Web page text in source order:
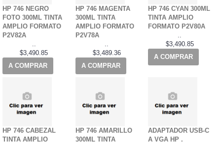
HP 746 NEGRO
FOTO 300ML TINTA
AMPLIO FORMATO
P2V82A
$3,490.85
A COMPRAR
HP 746 MAGENTA
300ML TINTA
AMPLIO FORMATO
P2V78A
$3,489.36
A COMPRAR
HP 746 CYAN 300ML
TINTA AMPLIO
FORMATO P2V80A
$3,490.85
A COMPRAR
HP 746 CABEZAL
TINTA AMPLIO
HP 746 AMARILLO
300ML TINTA
ADAPTADOR USB-C
A VGA HP .